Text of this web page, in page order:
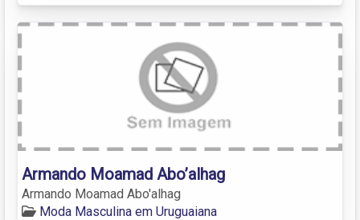
Armando Moamad Abo’alhag
Armando Moamad Abo'alhag
Moda Masculina em Uruguaiana